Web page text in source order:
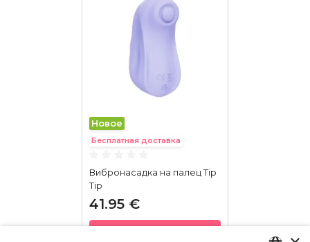
Новое
Бесплатная доставка
Вибронасадка на палец Tip
Tip
41.95 €